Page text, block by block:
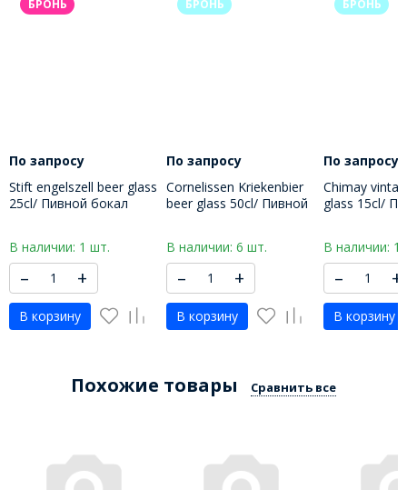
БРОНЬ
По запросу
Stift engelszell beer glass
25cl/ Пивной бокал
В наличии: 1 шт.
– +
В корзину
БРОНЬ
По запросу
Cornelissen Kriekenbier
beer glass 50cl/ Пивной
В наличии: 6 шт.
– +
В корзину
БРОНЬ
По запросу
Chimay
glass 15cl/
В наличии: 1
– +
В корзину
Похожие товары Сравнить все